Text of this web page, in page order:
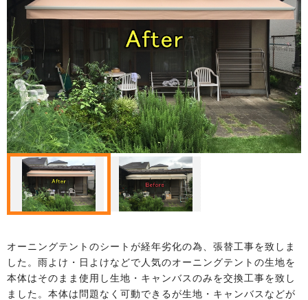
オーニングテントのシートが経年劣化の為、張替工事を致しま
した。雨よけ・日よけなどで人気のオーニングテントの生地を
本体はそのまま使用し生地・キャンバスのみを交換工事を致し
ました。本体は問題なく可動できるが生地・キャンバスなどが